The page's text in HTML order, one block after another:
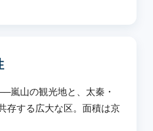
嵐山の観光地と、太秦・
存する広大な区。面積は京